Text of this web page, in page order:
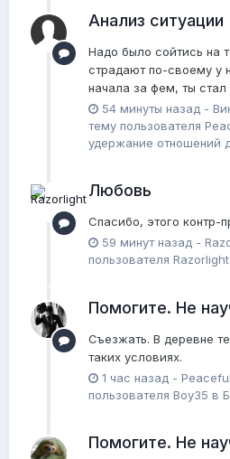
Анализ ситуации
Надо было сойтись на
страдают по-своему у
начала за фем, ты стал
54 минуты назад -
тему пользователя
удержание отношений
Любовь
Спасибо, этого контр-
59 минут назад -
пользователя Razorlight
Помогите. Не
Съезжать. В деревне
таких условиях.
1 час назад -
пользователя Boy35 в
Помогите. Не